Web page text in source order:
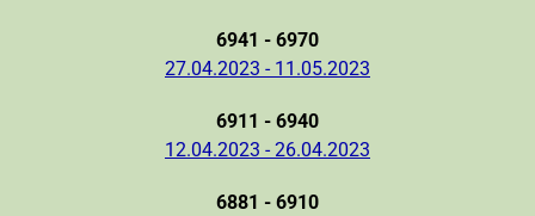
6941 - 6970
27.04.2023 - 11.05.2023
6911 - 6940
12.04.2023 - 26.04.2023
6881 - 6910